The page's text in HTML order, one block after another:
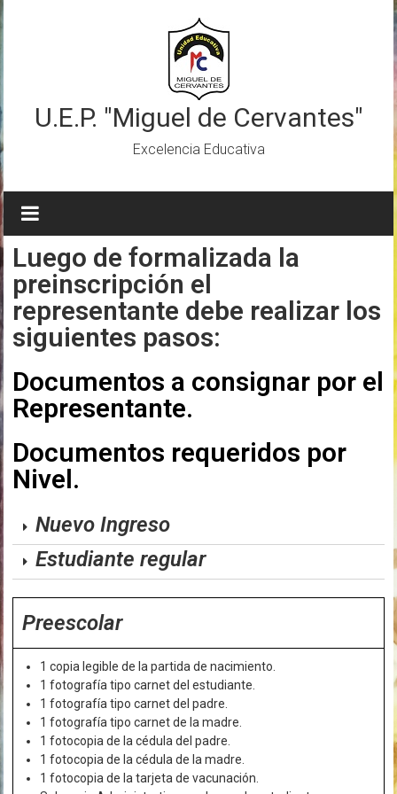
U.E.P. "Miguel de Cervantes"
Excelencia Educativa
Luego de formalizada la
preinscripción el
representante debe realizar los
siguientes pasos:
Documentos a consignar por el
Representante.
Documentos requeridos por
Nivel.
Nuevo Ingreso
Estudiante regular
Preescolar
1 copia legible de la partida de nacimiento.
1 fotografía tipo carnet del estudiante.
1 fotografía tipo carnet del padre.
1 fotografía tipo carnet de la madre.
1 fotocopia de la cédula del padre.
1 fotocopia de la cédula de la madre.
1 fotocopia de la tarjeta de vacunación.